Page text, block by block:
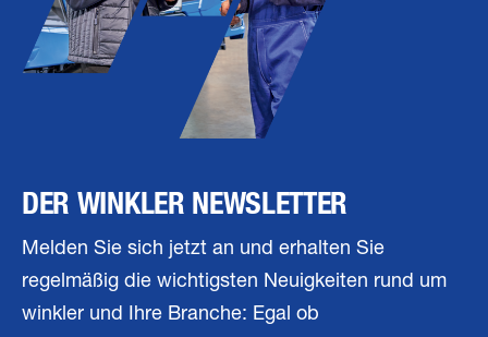
DER WINKLER NEWSLETTER
Melden Sie sich jetzt an und erhalten Sie
regelmäßig die wichtigsten Neuigkeiten rund um
winkler und Ihre Branche: Egal ob